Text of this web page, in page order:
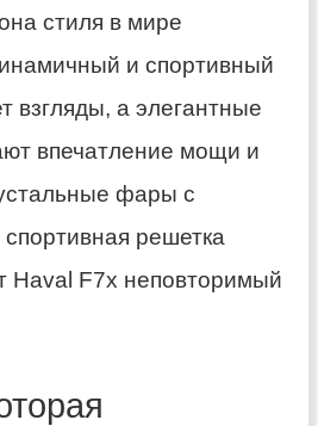
стиля в мире
и спортивный
взгляды, а элегантные
впечатление мощи и
фары с
решетка
Haval F7x неповторимый